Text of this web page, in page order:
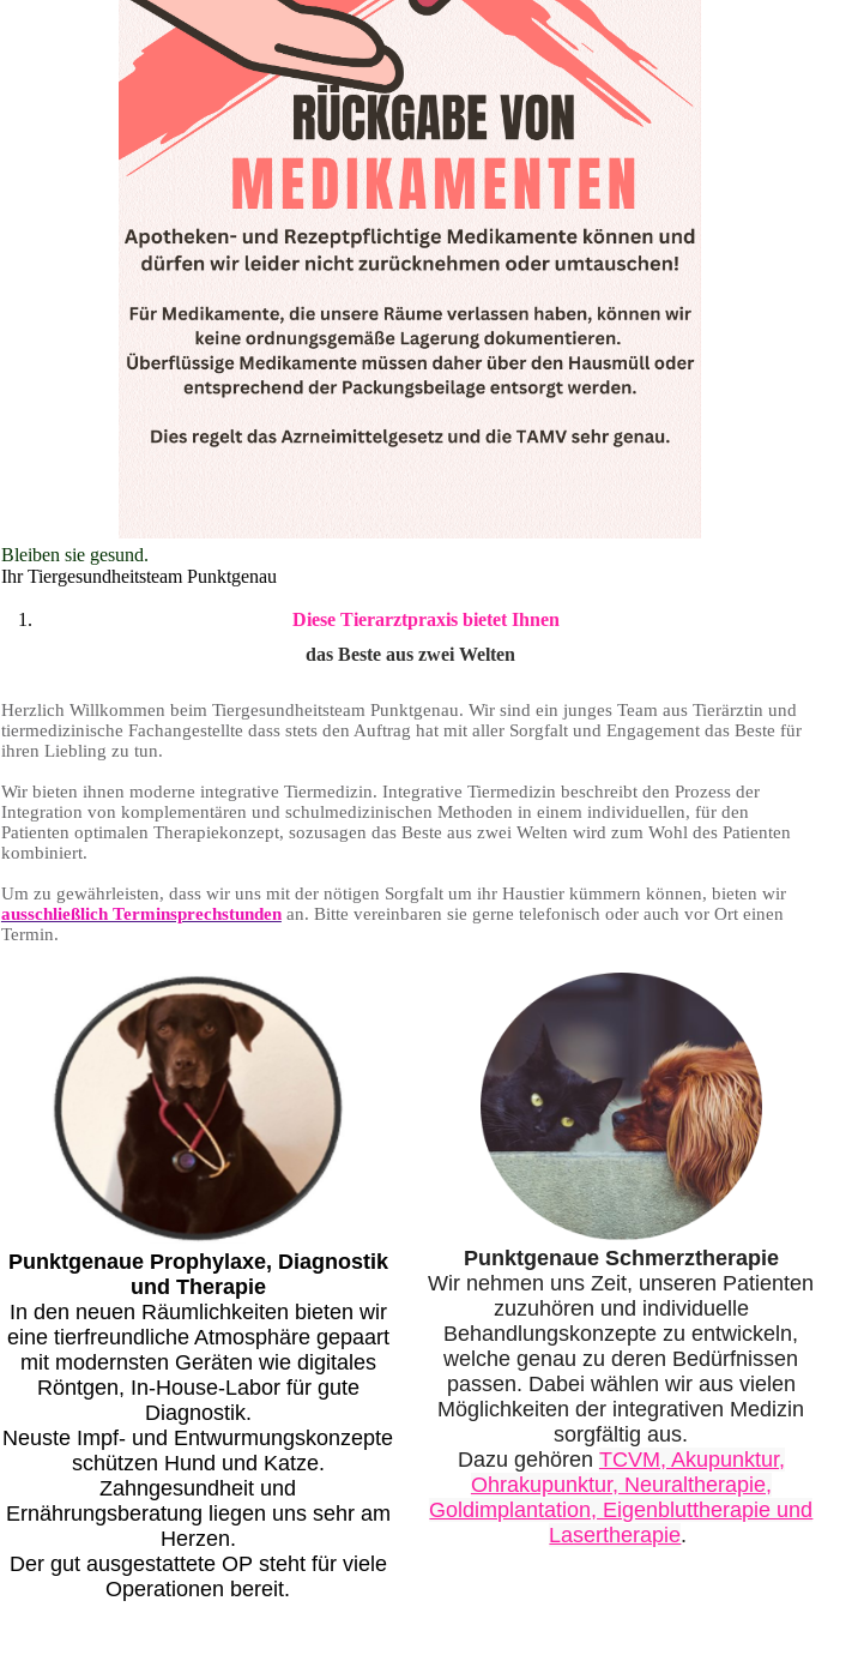
Bleiben sie gesund.
Ihr Tiergesundheitsteam Punktgenau
Diese Tierarztpraxis bietet Ihnen
das Beste aus zwei Welten
Herzlich Willkommen beim Tiergesundheitsteam Punktgenau. Wir sind ein junges Team aus Tierärztin und
tiermedizinische Fachangestellte dass stets den Auftrag hat mit aller Sorgfalt und Engagement das Beste für
ihren Liebling zu tun.
Wir bieten ihnen moderne integrative Tiermedizin. Integrative Tiermedizin beschreibt den Prozess der
Integration von komplementären und schulmedizinischen Methoden in einem individuellen, für den
Patienten optimalen Therapiekonzept, sozusagen das Beste aus zwei Welten wird zum Wohl des Patienten
kombiniert.
Um zu gewährleisten, dass wir uns mit der nötigen Sorgfalt um ihr Haustier kümmern können, bieten wir
ausschließlich Terminsprechstundenan. Bitte vereinbaren sie gerne telefonisch oder auch vor Ort einen
Termin.
Punktgenaue Prophylaxe, Diagnostik
und Therapie
In den neuen Räumlichkeiten bieten wir
eine tierfreundliche Atmosphäre gepaart
mit modernsten Geräten wie digitales
Röntgen, In-House-Labor für gute
Diagnostik.
Neuste Impf- und Entwurmungskonzepte
schützen Hund und Katze.
Zahngesundheit und
Ernährungsberatung liegen uns sehr am
Herzen.
Der gut ausgestattete OP steht für viele
Operationen bereit.
Punktgenaue Schmerztherapie
Wir nehmen uns Zeit, unseren Patienten
zuzuhören und individuelle
Behandlungskonzepte zu entwickeln,
welche genau zu deren Bedürfnissen
passen. Dabei wählen wir aus vielen
Möglichkeiten der integrativen Medizin
sorgfältig aus.
Dazu gehören TCVM, Akupunktur,
Ohrakupunktur, Neuraltherapie,
Goldimplantation, Eigenbluttherapie und
Lasertherapie.